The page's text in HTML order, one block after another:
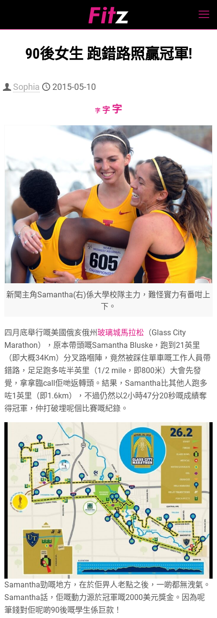
90後女生 跑錯路照贏冠軍!
Sophia 2015-05-10
字Decrease
size.
字Reset
size.
字Increase
size.
新聞主角Samantha(右)係大學校隊主力，難怪實力有番咁上
下。
四月底舉行嘅美國俄亥俄州玻璃城馬拉松 （Glass City
Marathon），原本帶頭嘅Samantha Bluske，跑到21英里
（即大概34Km）分叉路嗰陣，竟然被踩住單車嘅工作人員帶
錯路，足足跑多咗半英里（1/2 mile，即800米）大會先發
覺，拿拿臨call佢哋返轉頭。結果，Samantha比其他人跑多
咗1英里（即1.6km），不過仍然以2小時47分20秒嘅成績奪
得冠軍，仲打破埋呢個比賽嘅紀錄。
Samantha勁嘅地方，在於佢畀人老點之後，一啲都無洩氣。
Samantha話，佢嘅動力源於冠軍嘅2000美元獎金。因為呢
筆錢對佢呢啲90後嘅學生係巨款！